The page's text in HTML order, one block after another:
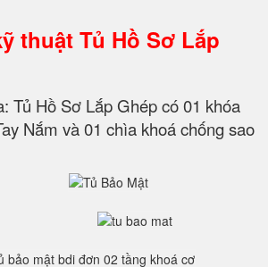
thuật Tủ Hồ Sơ Lắp
Tủ Hồ Sơ Lắp Ghép có 01 khóa
Nắm và 01 chìa khoá chống sao